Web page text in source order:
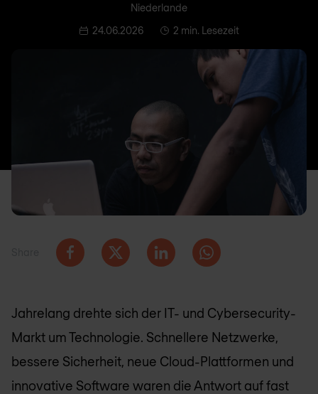
Niederlande
24.06.2026
2 min. Lesezeit
Jahrelang drehte sich der IT- und Cybersecurity-
Markt um Technologie. Schnellere Netzwerke,
bessere Sicherheit, neue Cloud-Plattformen und
innovative Software waren die Antwort auf fast